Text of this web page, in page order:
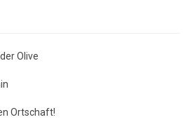
Olive
Ortschaft!